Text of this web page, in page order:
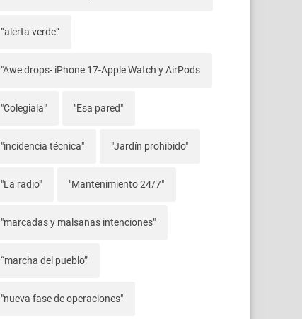
”alerta verde”
"Awe drops- iPhone 17-Apple Watch y AirPods
"Colegiala" "Esa pared"
"incidencia técnica" "Jardín prohibido"
"La radio" "Mantenimiento 24/7"
"marcadas y malsanas intenciones"
“marcha del pueblo”
"nueva fase de operaciones"